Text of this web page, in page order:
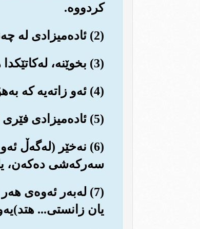
کردووه‌.
(2) ئاده‌میزادی له چه‌ند خانه‌یه‌کی هه‌ڵواسراو (له‌ناو منداڵداندا) دروست کردووه‌.
(3) بخوێنه‌، له‌کاتێکدا هه‌ر په‌روه‌ردگاری تۆ به‌خشنده‌یه‌.
(4) ئه‌و زاته‌یه که به‌هۆی قه‌ڵه‌مه‌وه زانستی و زانیاری فێر کردووه‌.
(5) ئاده‌میزادی فێری ئه‌و شتانه کردووه که نه‌یزانیوون.
(6) نه‌خێر (له‌گه‌ڵ
سه‌رکه‌شی ده‌که‌ن،
(7) له‌به‌ر ئه‌وه‌ی
یان زانستی...